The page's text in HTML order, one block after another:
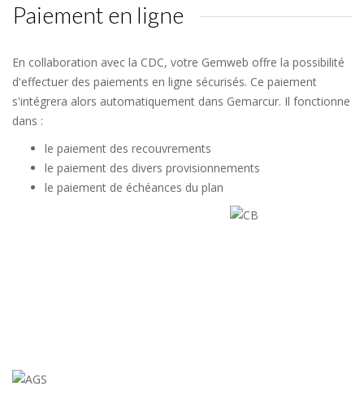
Paiement en ligne
En collaboration avec la CDC, votre Gemweb offre la possibilité
d'effectuer des paiements en ligne sécurisés. Ce paiement
s'intégrera alors automatiquement dans Gemarcur. Il fonctionne
dans :
le paiement des recouvrements
le paiement des divers provisionnements
le paiement de échéances du plan